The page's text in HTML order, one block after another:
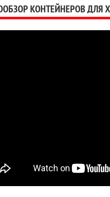
КОНТЕЙНЕРОВ ДЛЯ